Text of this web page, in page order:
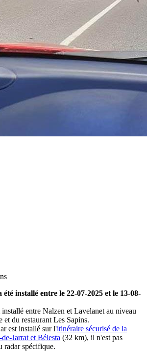
installé entre le 22-07-2025 et le 13-08-
entre Nalzen et Lavelanet au niveau
du restaurant Les Sapins.
est installé sur l'itinéraire sécurisé de la
Jarrat et Bélesta (32 km), il n'est pas
radar spécifique.